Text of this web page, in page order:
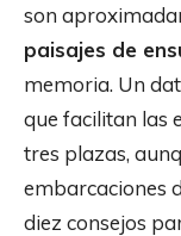
son
paisajes de
memoria. Un
que facilitan las
tres plazas,
embarcaciones
diez consejos